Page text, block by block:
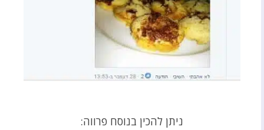
ניתן להכין בנוסח פרווה: